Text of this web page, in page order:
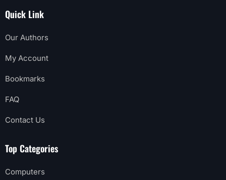
Quick Link
Our Authors
My Account
Bookmarks
FAQ
Contact Us
Top Categories
Computers